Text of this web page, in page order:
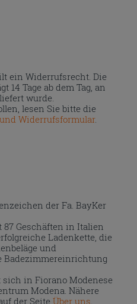
ein Widerrufsrecht. Die
14 Tage ab dem Tag, an
wurde.
lesen Sie bitte die
Widerrufsformular.
der Fa. BayKer
Geschäften in Italien
Ladenkette, die
und
Badezimmereinrichtung
in Fiorano Modenese
Modena. Nähere
der Seite Über uns.